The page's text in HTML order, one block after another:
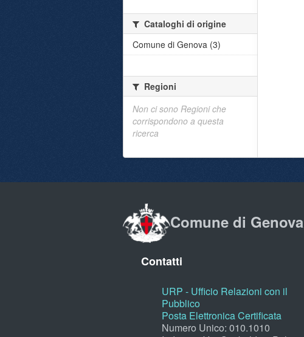
Cataloghi di origine
Comune di Genova (3)
Regioni
Non ci sono Regioni che
corrispondono a questa
ricerca
Comune di Genova
Contatti
URP - Ufficio Relazioni con il
Pubblico
Posta Elettronica Certificata
Numero Unico: 010.1010